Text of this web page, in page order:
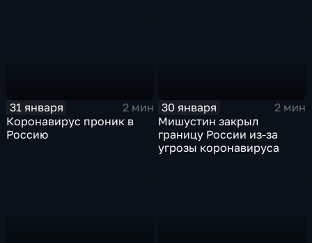
31 января
2 мин
Коронавирус проник в
Россию
30 января
2 мин
Мишустин закрыл
границу России из-за
угрозы коронавируса